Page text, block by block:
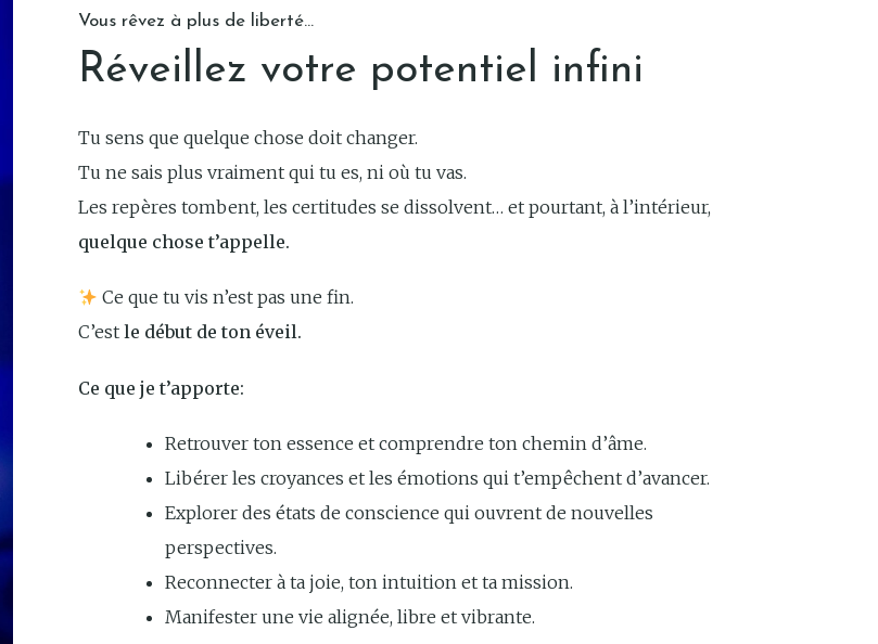
Vous rêvez à plus de liberté...
Réveillez votre potentiel infini
Tu sens que quelque chose doit changer.
Tu ne sais plus vraiment qui tu es, ni où tu vas.
Les repères tombent, les certitudes se dissolvent… et pourtant, à l’intérieur,
quelque chose t’appelle.
Ce que tu vis n’est pas une fin.
C’est le début de ton éveil.
Ce que je t’apporte:
Retrouver ton essence et comprendre ton chemin d’âme.
Libérer les croyances et les émotions qui t’empêchent d’avancer.
Explorer des états de conscience qui ouvrent de nouvelles
perspectives.
Reconnecter à ta joie, ton intuition et ta mission.
Manifester une vie alignée, libre et vibrante.